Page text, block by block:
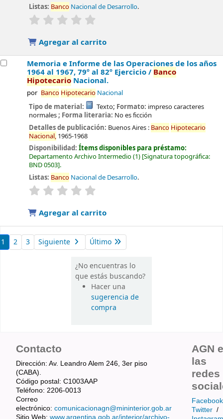
Listas: Banco Nacional de Desarrollo.
valoración
Agregar al carrito
Memoria e Informe de las Operaciones de los años
1964 al 1967, 79º al 82º Ejercicio / Banco
Hipotecario Nacional.
por Banco HipotecarioNacional
Tipo de material: Texto; Formato: impreso caracteres
normales; Forma literaria: No es ficción
Detalles de publicación: Buenos Aires : Banco Hipotecario
Nacional, 1965-1968
Disponibilidad:Ítems disponibles para préstamo:
Departamento Archivo Intermedio(1) Signatura topográfica:
BND 0503 .
Listas: Banco Nacional de Desarrollo.
valoración
Agregar al carrito
1 2 3 Siguiente Último
¿No encuentras lo
que estás buscando?
Hacer una
sugerencia de
compra
Contacto
Dirección: Av. Leandro Alem 246, 3er piso
(CABA).
Código postal: C1003AAP
Teléfono: 2206-0013
Correo
electrónico: comunicacionagn@mininterior.gob.ar
Sitio Web: www.argentina.gob.ar/interior/archivo-
AGN
las
redes
Facebook
Twitter /